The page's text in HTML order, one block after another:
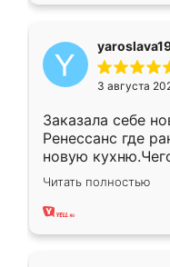
3 августа
Заказала себе
Ренессанс где
новую
вполне
два года,
Читать полностью